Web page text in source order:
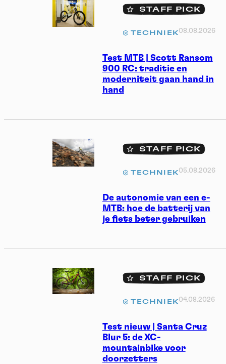
Test MTB | Scott Ransom
900 RC: traditie en
moderniteit gaan hand in
hand
STAFF PICK
TECHNIEK08.08.2026
De autonomie van een e-
MTB: hoe de batterij van
je fiets beter gebruiken
STAFF PICK
TECHNIEK05.08.2026
Test nieuw | Santa Cruz
Blur 5: de XC-
mountainbike voor
doorzetters
STAFF PICK
TECHNIEK04.08.2026